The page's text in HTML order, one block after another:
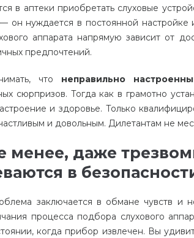
в аптеки приобретать слуховые
он нуждается в постоянной настройке
аппарата напрямую зависит от
предпочтений.
что неправильно
сюрпризов. Тогда как в грамотно
и здоровье. Только
и довольным. Дилетантам не
менее, даже
в
заключается в обмане чувств и
процесса подбора слухового
когда прибор извлечен. Вы